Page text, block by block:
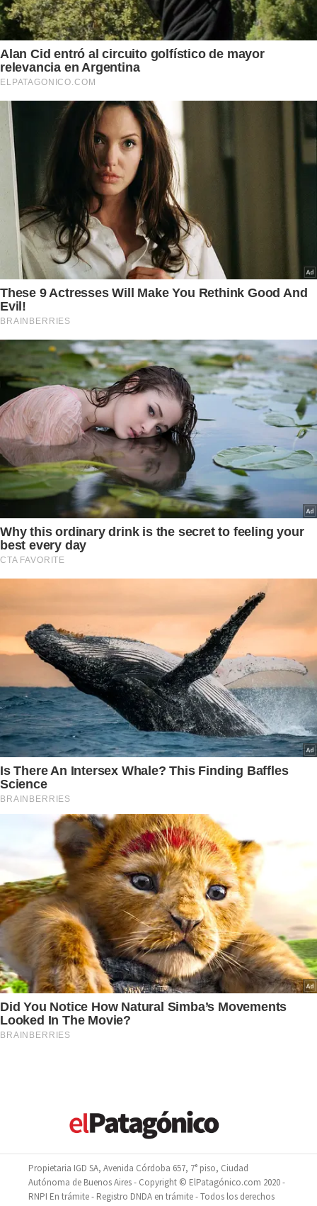
Propietaria IGD SA, Avenida Córdoba 657, 7° piso, Ciudad
Autónoma de Buenos Aires - Copyright © ElPatagónico.com 2020 -
RNPI En trámite - Registro DNDA en trámite - Todos los derechos